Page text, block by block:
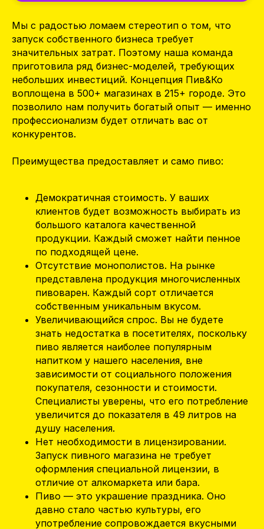
Мы с радостью ломаем стереотип о том, что
запуск собственного бизнеса требует
значительных затрат. Поэтому наша команда
приготовила ряд бизнес-моделей, требующих
небольших инвестиций. Концепция Пив&Ко
воплощена в 500+ магазинах в 215+ городе. Это
позволило нам получить богатый опыт — именно
профессионализм будет отличать вас от
конкурентов.
Преимущества предоставляет и само пиво:
Демократичная стоимость. У ваших
клиентов будет возможность выбирать из
большого каталога качественной
продукции. Каждый сможет найти пенное
по подходящей цене.
Отсутствие монополистов. На рынке
представлена продукция многочисленных
пивоварен. Каждый сорт отличается
собственным уникальным вкусом.
Увеличивающийся спрос. Вы не будете
знать недостатка в посетителях, поскольку
пиво является наиболее популярным
напитком у нашего населения, вне
зависимости от социального положения
покупателя, сезонности и стоимости.
Специалисты уверены, что его потребление
увеличится до показателя в 49 литров на
душу населения.
Нет необходимости в лицензировании.
Запуск пивного магазина не требует
оформления специальной лицензии, в
отличие от алкомаркета или бара.
Пиво — это украшение праздника. Оно
давно стало частью культуры, его
употребление сопровождается вкусными